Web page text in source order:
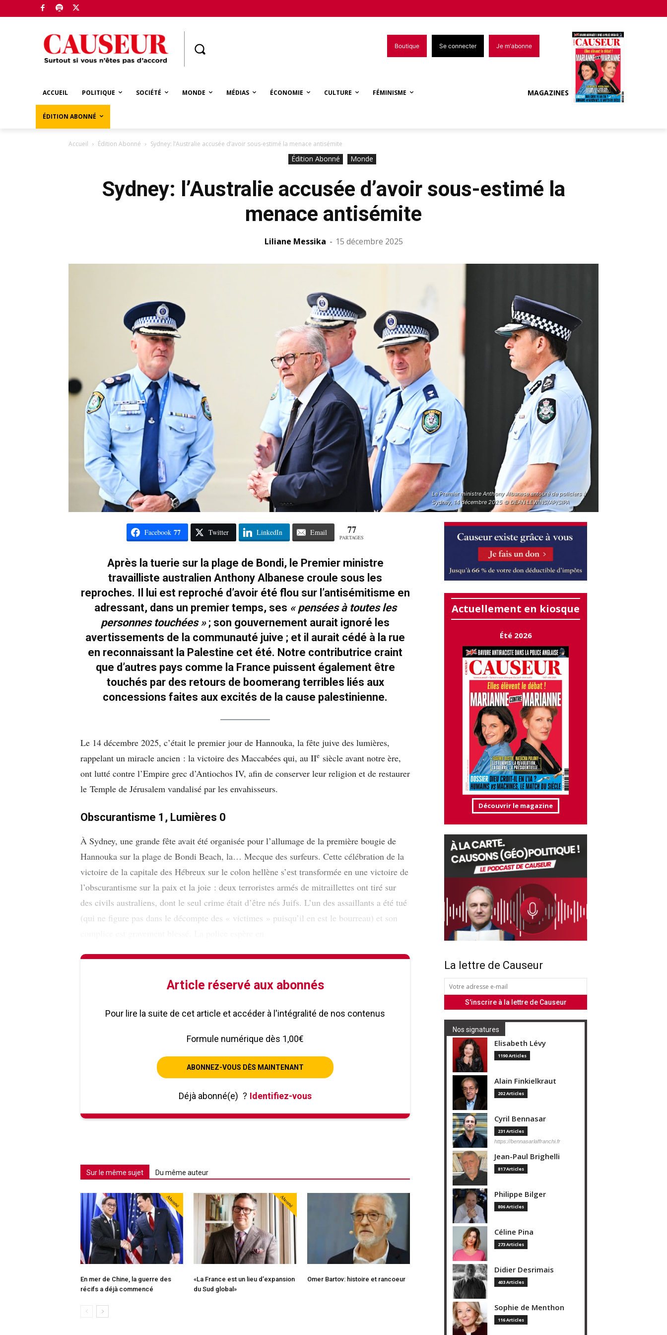
Boutique Se connecter Je m'abonne
ACCUEIL POLITIQUE SOCIÉTÉ MONDE MÉDIAS ÉCONOMIE CULTURE FÉMINISME
ÉDITION ABONNÉ
MAGAZINES
Accueil Édition Abonné Sydney: l’Australie accusée d’avoir sous-estimé la menace antisémite
Édition Abonné Monde
Sydney: l’Australie accusée d’avoir sous-estimé la
menace antisémite
Liliane Messika - 15 décembre 2025
Le Premier ministre Anthony Albanese entouré de policiers à
Sydney, 14 décembre 2025 © DEAN LEWINS/AP/SIPA
Facebook 77 Twitter LinkedIn Email 77
PARTAGES
Après la tuerie sur la plage de Bondi, le Premier ministre
travailliste australien Anthony Albanese croule sous les
reproches. Il lui est reproché d’avoir été flou sur l’antisémitisme en
adressant, dans un premier temps, ses « pensées à toutes les
personnes touchées »; son gouvernement aurait ignoré les
avertissements de la communauté juive ; et il aurait cédé à la rue
en reconnaissant la Palestine cet été. Notre contributrice craint
que d’autres pays comme la France puissent également être
touchés par des retours de boomerang terribles liés aux
concessions faites aux excités de la cause palestinienne.
Le 14 décembre 2025, c’était le premier jour de Hannouka, la fête juive des lumières,
rappelant un miracle ancien : la victoire des Maccabées qui, au IIe siècle avant notre ère,
ont lutté contre l’Empire grec d’Antiochos IV, afin de conserver leur religion et de restaurer
le Temple de Jérusalem vandalisé par les envahisseurs.
Obscurantisme 1, Lumières 0
À Sydney, une grande fête avait été organisée pour l’allumage de la première bougie de
Hannouka sur la plage de Bondi Beach, la… Mecque des surfeurs. Cette célébration de la
victoire de la capitale des Hébreux sur le colon hellène s’est transformée en une victoire de
l’obscurantisme sur la paix et la joie : deux terroristes armés de mitraillettes ont tiré sur
des civils australiens, dont le seul crime était d’être nés Juifs. L’un des assaillants a été tué
(qui ne figure pas dans le décompte des « victimes » puisqu’il en est le bourreau) et son
Article réservé aux abonnés
Pour lire la suite de cet article et accéder à l'intégralité de nos contenus
Formule numérique dès 1,00€
ABONNEZ-VOUS DÈS MAINTENANT
Déjà abonné(e) ? Identifiez-vous
Sur le même sujet Du même auteur
Abonné
En mer de Chine, la guerre des
récifs a déjà commencé
Abonné
«La France est un lieu d’expansion
du Sud global»
Omer Bartov: histoire et rancoeur
Actuellement en kiosque
Été 2026
Découvrir le magazine
La lettre de Causeur
Nos signatures
Elisabeth Lévy
1190 Articles
Alain Finkielkraut
202 Articles
Cyril Bennasar
231 Articles
https://bennasarlaffranchi.fr
Jean-Paul Brighelli
817 Articles
Philippe Bilger
806 Articles
Céline Pina
273 Articles
Didier Desrimais
403 Articles
Sophie de Menthon
116 Articles